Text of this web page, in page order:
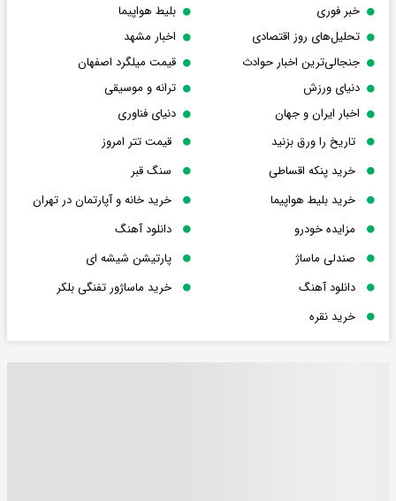
خبر فوری
بلیط هواپیما
تحلیل‌های روز اقتصادی
اخبار مشهد
جنجالی‌ترین اخبار حوادث
قیمت میلگرد اصفهان
دنیای ورزش
ترانه و موسیقی
اخبار ایران و جهان
دنیای فناوری
تاریخ را ورق بزنید
قیمت تتر امروز
خرید پنکه اقساطی
سنگ قبر
خرید بلیط هواپیما
خرید خانه و آپارتمان در تهران
مزایده خودرو
دانلود آهنگ
صندلی ماساژ
پارتیشن شیشه ای
دانلود آهنگ
خرید ماساژور تفنگی بلکر
خرید نقره